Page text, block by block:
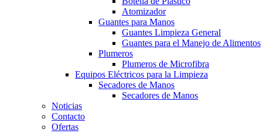
Atomizador
Guantes para Manos
Guantes Limpieza General
Guantes para el Manejo de Alimentos
Plumeros
Plumeros de Microfibra
Equipos Eléctricos para la Limpieza
Secadores de Manos
Secadores de Manos
Noticias
Contacto
Ofertas